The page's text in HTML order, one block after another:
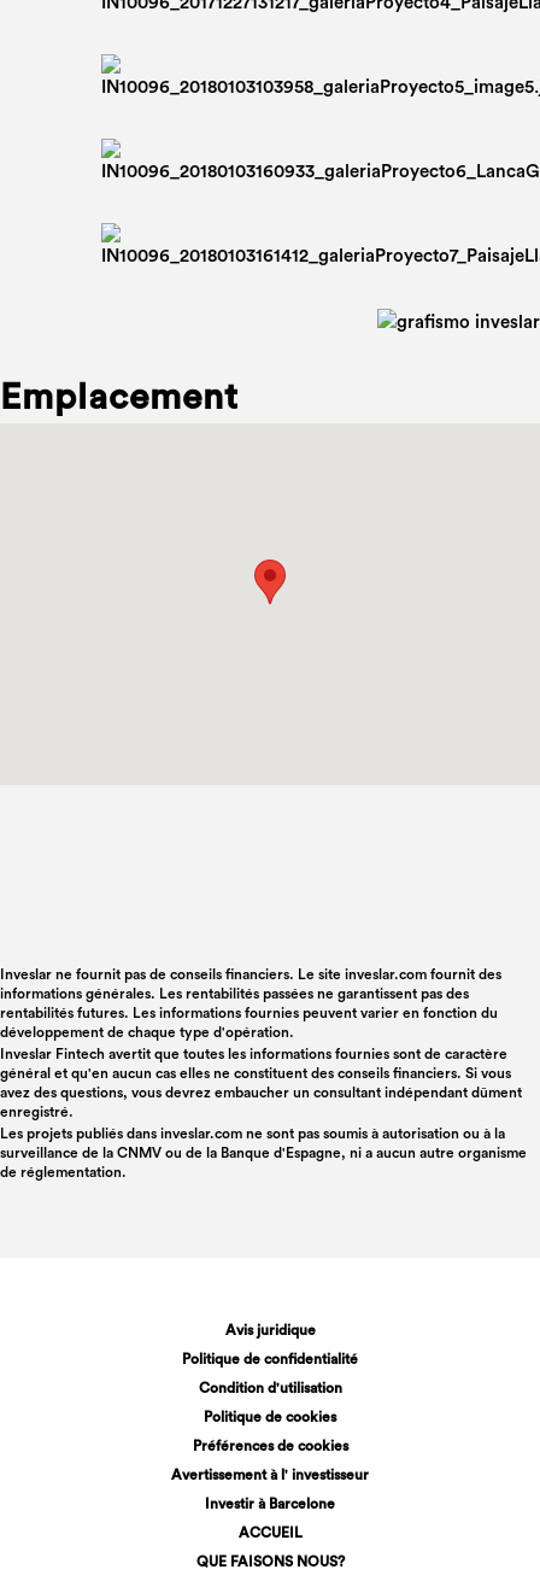
Emplacement
Inveslar ne fournit pas de conseils financiers. Le site inveslar.com fournit des
informations générales. Les rentabilités passées ne garantissent pas des
rentabilités futures. Les informations fournies peuvent varier en fonction du
développement de chaque type d'opération.
Inveslar Fintech avertit que toutes les informations fournies sont de caractère
général et qu'en aucun cas elles ne constituent des conseils financiers. Si vous
avez des questions, vous devrez embaucher un consultant indépendant dûment
enregistré.
Les projets publiés dans inveslar.com ne sont pas soumis à autorisation ou à la
surveillance de la CNMV ou de la Banque d'Espagne, ni a aucun autre organisme
de réglementation.
Avis juridique
Politique de confidentialité
Condition d'utilisation
Politique de cookies
Préférences de cookies
Avertissement à l' investisseur
Investir à Barcelone
ACCUEIL
QUE FAISONS NOUS?